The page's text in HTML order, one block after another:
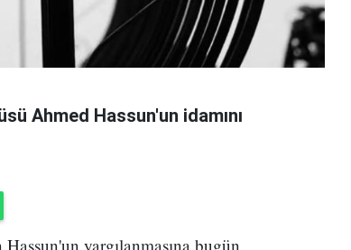
Ahmed Hassun'un idamını
yargılanmasına bugün